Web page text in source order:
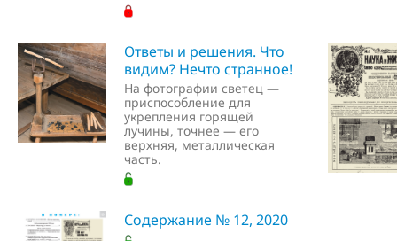
Ответы и решения. Что
видим? Нечто странное!
На фотографии светец —
приспособление для
укрепления горящей
лучины, точнее — его
верхняя, металлическая
часть.
Содержание № 12, 2020